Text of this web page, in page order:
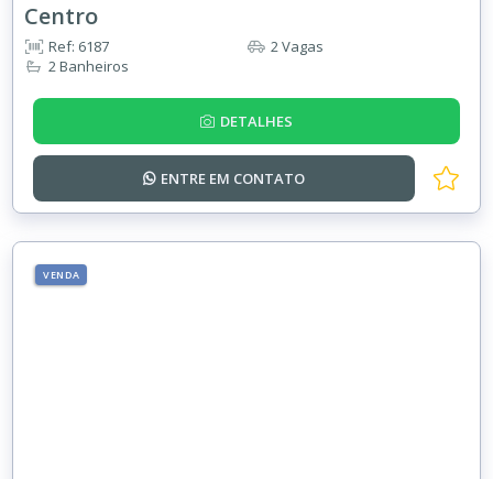
Centro
Ref: 6187
2 Banheiros
2 Vagas
DETALHES
ENTRE EM CONTATO
VENDA